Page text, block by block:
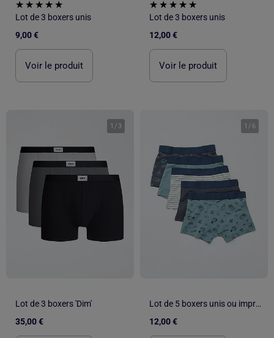
Lot de 3 boxers unis
9,00 €
Voir le produit
Lot de 3 boxers unis
12,00 €
Voir le produit
1 / 3
Lot de 3 boxers 'Dim'
35,00 €
1 / 6
Lot de 5 boxers unis ou imprimés
12,00 €